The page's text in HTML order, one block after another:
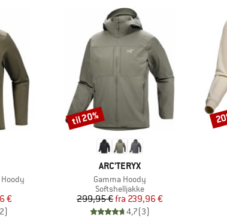
pris
€
)
MÆRKE
ARC'TERYX
Artikel
Gamma Hoody
Produktgruppe
Softshelljakke
Pris
299,95 € Nedsat pris
fra 239,96 €
4,7(3)
Rabat
til 20%